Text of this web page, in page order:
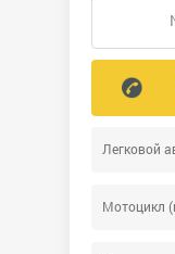
Легковой
Мотоцикл